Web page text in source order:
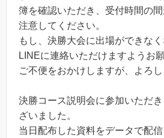
簿を確認いただき、受付時間の
注意してください。
もし、決勝大会に出場ができな
LINEに連絡いただけますようお
ご不便をおかけしますが、よろし
決勝コース説明会に参加いただ
ざいました。
当日配布した資料をデータで配信